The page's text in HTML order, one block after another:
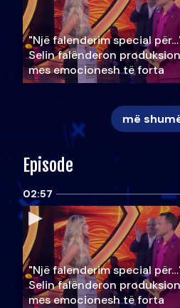
"Një falenderim special
Selin falënderon
mes emocionesh të forta
më
Episode
02:57
"Një falenderim special
Selin falënderon
mes emocionesh të forta